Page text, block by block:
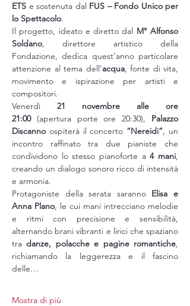
ETS e sostenuta dal FUS – Fondo Unico per
lo Spettacolo.
Il progetto, ideato e diretto dal M° Alfonso
Soldano, direttore artistico della
Fondazione, dedica quest’anno particolare
attenzione al tema dell’acqua, fonte di vita,
movimento e ispirazione per artisti e
compositori.
Venerdì 21 novembre alle ore
21:00 (apertura porte ore 20:30), Palazzo
Discanno ospiterà il concerto “Nereidi”, un
incontro raffinato tra due pianiste che
condividono lo stesso pianoforte a 4 mani,
creando un dialogo sonoro ricco di intensità
e armonia.
Protagoniste della serata saranno Elisa e
Anna Plano, le cui mani intrecciano melodie
e ritmi con precisione e sensibilità,
alternando brani vibranti e lirici che spaziano
tra danze, polacche e pagine romantiche,
richiamando la leggerezza e il fascino
delle…
Mostra di più